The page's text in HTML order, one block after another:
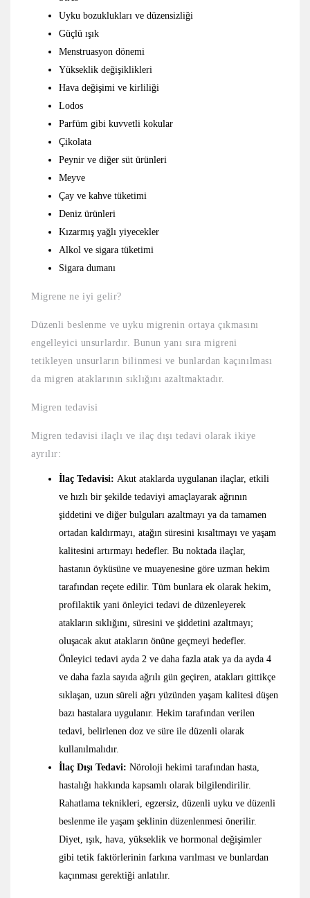
Uyku bozuklukları ve düzensizliği
Güçlü ışık
Menstruasyon dönemi
Yükseklik değişiklikleri
Hava değişimi ve kirliliği
Lodos
Parfüm gibi kuvvetli kokular
Çikolata
Peynir ve diğer süt ürünleri
Meyve
Çay ve kahve tüketimi
Deniz ürünleri
Kızarmış yağlı yiyecekler
Alkol ve sigara tüketimi
Sigara dumanı
Migrene ne iyi gelir?
Düzenli beslenme ve uyku migrenin ortaya çıkmasını
engelleyici unsurlardır. Bunun yanı sıra migreni
tetikleyen unsurların bilinmesi ve bunlardan kaçınılması
da migren ataklarının sıklığını azaltmaktadır.
Migren tedavisi
Migren tedavisi ilaçlı ve ilaç dışı tedavi olarak ikiye
ayrılır:
İlaç Tedavisi: Akut ataklarda uygulanan ilaçlar, etkili
ve hızlı bir şekilde tedaviyi amaçlayarak ağrının
şiddetini ve diğer bulguları azaltmayı ya da tamamen
ortadan kaldırmayı, atağın süresini kısaltmayı ve yaşam
kalitesini artırmayı hedefler. Bu noktada ilaçlar,
hastanın öyküsüne ve muayenesine göre uzman hekim
tarafından reçete edilir. Tüm bunlara ek olarak hekim,
profilaktik yani önleyici tedavi de düzenleyerek
atakların sıklığını, süresini ve şiddetini azaltmayı;
oluşacak akut atakların önüne geçmeyi hedefler.
Önleyici tedavi ayda 2 ve daha fazla atak ya da ayda 4
ve daha fazla sayıda ağrılı gün geçiren, atakları gittikçe
sıklaşan, uzun süreli ağrı yüzünden yaşam kalitesi düşen
bazı hastalara uygulanır. Hekim tarafından verilen
tedavi, belirlenen doz ve süre ile düzenli olarak
kullanılmalıdır.
İlaç Dışı Tedavi: Nöroloji hekimi tarafından hasta,
hastalığı hakkında kapsamlı olarak bilgilendirilir.
Rahatlama teknikleri, egzersiz, düzenli uyku ve düzenli
beslenme ile yaşam şeklinin düzenlenmesi önerilir.
Diyet, ışık, hava, yükseklik ve hormonal değişimler
gibi tetik faktörlerinin farkına varılması ve bunlardan
kaçınması gerektiği anlatılır.